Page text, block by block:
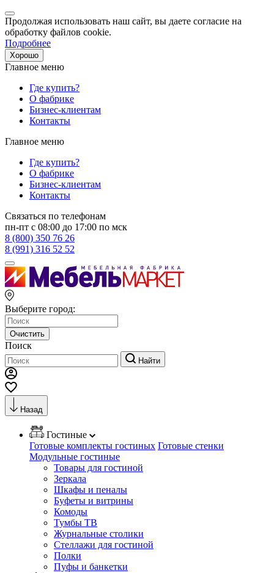
Продолжая использовать наш сайт, вы даете согласие на
обработку файлов cookie.
Подробнее
Хорошо
Главное меню
Где купить?
О фабрике
Бизнес-клиентам
Контакты
Главное меню
Где купить?
О фабрике
Бизнес-клиентам
Контакты
Связаться по телефонам
пн-пт с 08:00 до 17:00 по мск
8 (800) 350 76 26
8 (991) 316 52 52
Выберите город:
Очистить
Поиск
Найти
Назад
Гостиные
Готовые комплекты гостиных Готовые стенки
Модульные гостиные
Товары для гостиной
Зеркала
Шкафы и пеналы
Буфеты и витрины
Комоды
Тумбы ТВ
Журнальные столики
Стеллажи для гостиной
Полки
Пуфы и банкетки